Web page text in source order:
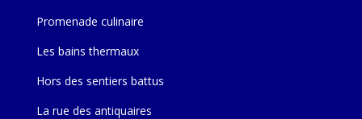
Promenade culinaire
Les bains thermaux
Hors des sentiers battus
La rue des antiquaires